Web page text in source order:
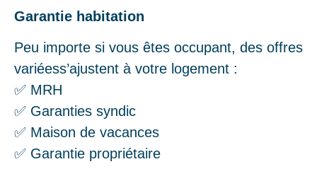
Garantie habitation
Peu importe si vous êtes occupant, des offres
variéess’ajustent à votre logement :
✅ MRH
✅ Garanties syndic
✅ Maison de vacances
✅ Garantie propriétaire